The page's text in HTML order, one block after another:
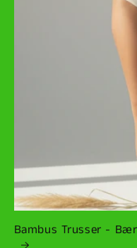
Bambus Trusser -